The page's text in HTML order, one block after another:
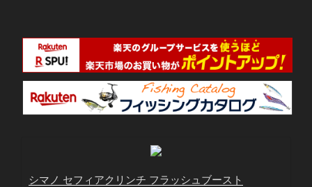
シマノ セフィアクリンチ フラッシュブースト